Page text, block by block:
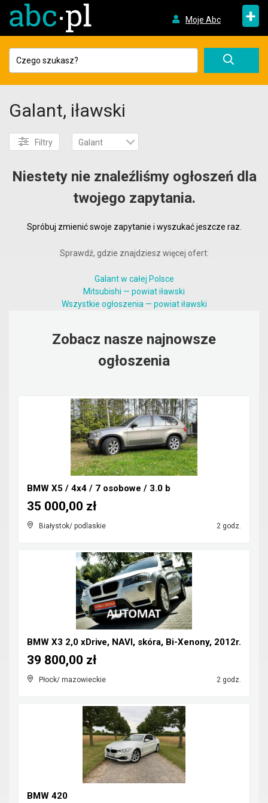
Moje Abc +
Galant, iławski
Filtry Galant
Niestety nie znaleźliśmy ogłoszeń dla
twojego zapytania.
Spróbuj zmienić swoje zapytanie i wyszukać jeszcze raz.
Sprawdź, gdzie znajdziesz więcej ofert:
Galant w całej Polsce
Mitsubishi — powiat iławski
Wszystkie ogłoszenia — powiat iławski
Zobacz nasze najnowsze
ogłoszenia
BMW X5 / 4x4 / 7 osobowe / 3.0 b
Białystok/ podlaskie 2 godz.
35 000,00 zł
BMW X3 2,0 xDrive, NAVI, skóra, Bi-Xenony, 2012r.
Płock/ mazowieckie 2 godz.
39 800,00 zł
BMW 420